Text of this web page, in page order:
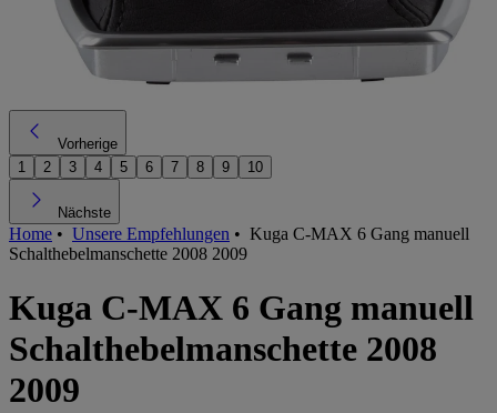
Vorherige
1
2 3 4 5 6 7 8 9 10
Nächste
Home • Unsere Empfehlungen • Kuga C-MAX 6 Gang manuell
Schalthebelmanschette 2008 2009
Kuga C-MAX 6 Gang manuell
Schalthebelmanschette 2008
2009